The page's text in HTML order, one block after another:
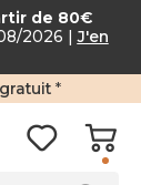
de 80€
2026 |J'en
*